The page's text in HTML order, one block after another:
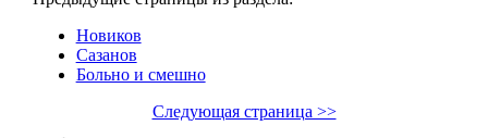
Новиков
Сазанов
Больно и смешно
Следующая страница >>